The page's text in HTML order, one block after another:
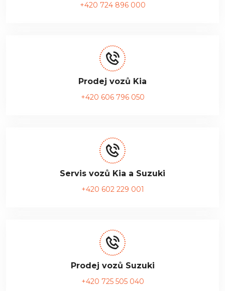
+420 724 896 000
Prodej vozů Kia
+420 606 796 050
Servis vozů Kia a Suzuki
+420 602 229 001
Prodej vozů Suzuki
+420 725 505 040